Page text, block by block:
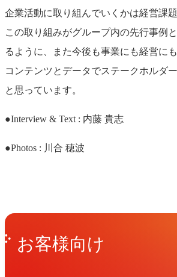
企業活動に取り組んでいくかは経営課
この取り組みがグループ内の先行事例
るように、また今後も事業にも経営に
コンテンツとデータでステークホルダ
と思っています。
●Interview & Text : 内藤 貴志
●Photos : 川合 穂波
Get in Touchお問い合わ
お客様向け